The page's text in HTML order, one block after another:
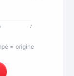
7
= origine